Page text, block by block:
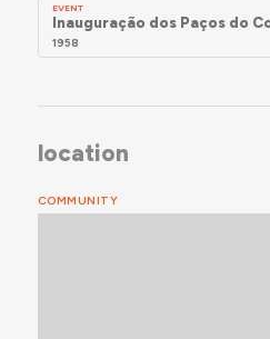
EVENT
Inauguração dos Paços do
1958
location
COMMUNITY